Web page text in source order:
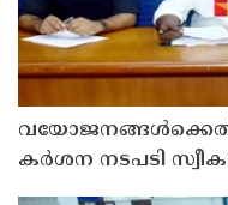
കർശന നടപടി